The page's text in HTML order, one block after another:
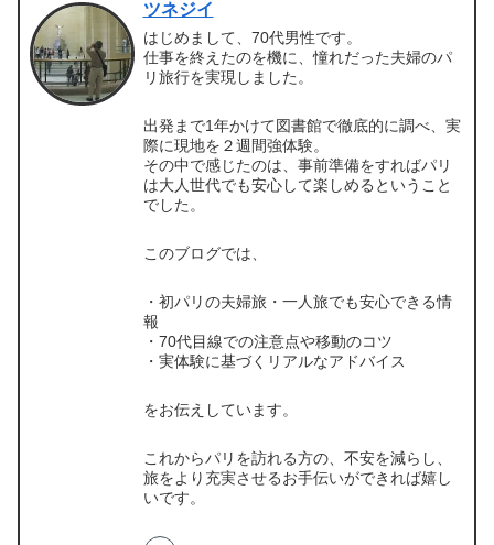
ツネジイ
はじめまして、70代男性です。
仕事を終えたのを機に、憧れだった夫婦のパ
リ旅行を実現しました。
出発まで1年かけて図書館で徹底的に調べ、実
際に現地を２週間強体験。
その中で感じたのは、事前準備をすればパリ
は大人世代でも安心して楽しめるということ
でした。
このブログでは、
・初パリの夫婦旅・一人旅でも安心できる情
報
・70代目線での注意点や移動のコツ
・実体験に基づくリアルなアドバイス
をお伝えしています。
これからパリを訪れる方の、不安を減らし、
旅をより充実させるお手伝いができれば嬉し
いです。